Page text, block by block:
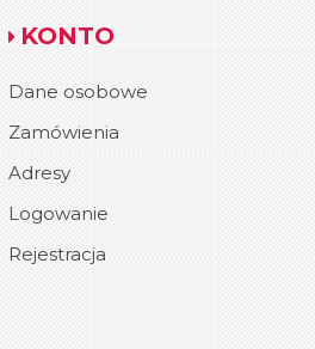
KONTO
Dane osobowe
Zamówienia
Adresy
Logowanie
Rejestracja